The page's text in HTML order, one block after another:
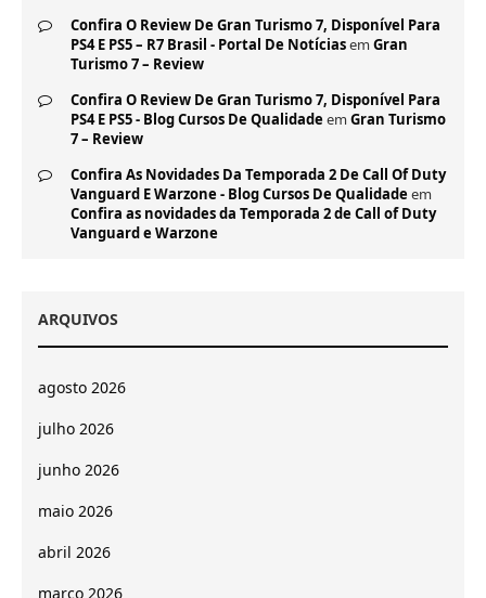
Confira O Review De Gran Turismo 7, Disponível Para
PS4 E PS5 – R7 Brasil - Portal De Notíciasem Gran
Turismo 7 – Review
Confira O Review De Gran Turismo 7, Disponível Para
PS4 E PS5 - Blog Cursos De Qualidade em Gran Turismo
7 – Review
Confira As Novidades Da Temporada 2 De Call Of Duty
Vanguard E Warzone - Blog Cursos De Qualidade em
Confira as novidades da Temporada 2 de Call of Duty
Vanguard e Warzone
ARQUIVOS
agosto 2026
julho 2026
junho 2026
maio 2026
abril 2026
março 2026